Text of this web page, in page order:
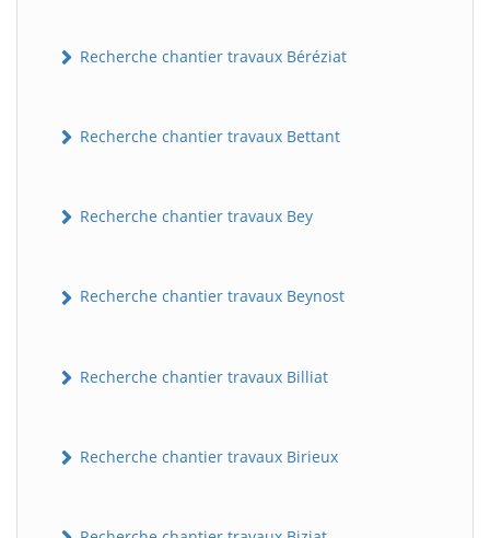
Recherche chantier travaux Béréziat
Recherche chantier travaux Bettant
Recherche chantier travaux Bey
Recherche chantier travaux Beynost
Recherche chantier travaux Billiat
Recherche chantier travaux Birieux